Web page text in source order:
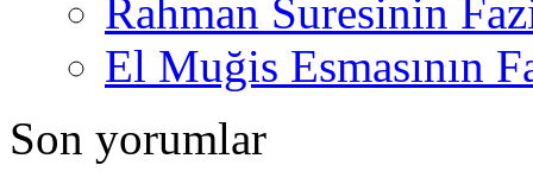
Rahman Suresinin
El Muğis Esmasının
Son yorumlar